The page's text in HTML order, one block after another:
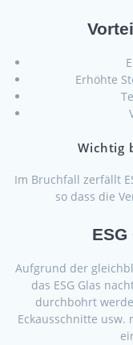
Erhöhte
Wichtig
Im Bruchfall zerfällt
so dass die
Aufgrund der
das ESG Glas
durchbohrt
Eckausschnitte usw.